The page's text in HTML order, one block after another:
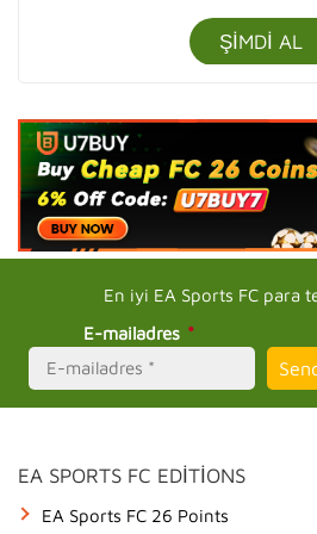
PHYSICAL
PC
Xbox One
PAYMENT METHOD
All Payment Methods
ŞIMDI AL
En iyi EA Sports FC para
E-mailadres *
EA SPORTS FC EDITIONS
EA Sports FC 26 Points